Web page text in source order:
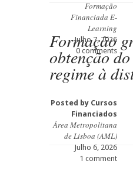
Formação
Financiada E-
Learning
Julho 7, 2026
0 comments
Formação
obtenção
regime à
Posted by Cursos
Financiados
Área Metropolitana
de Lisboa (AML)
Julho 6, 2026
1 comment